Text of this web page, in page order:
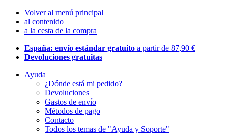
Volver al menú principal
al contenido
a la cesta de la compra
España: envío estándar gratuito a partir de 87,90 €
Devoluciones gratuitas
Ayuda
¿Dónde está mi pedido?
Devoluciones
Gastos de envío
Métodos de pago
Contacto
Todos los temas de "Ayuda y Soporte"